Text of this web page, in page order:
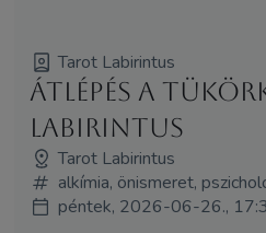
Tarot Labirintus
Átlépés a
Labirintus
Tarot Labirintus
alkímia, önismeret,
péntek, 2026-06-26.,